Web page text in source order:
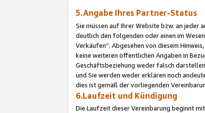
5.Angabe Ihres Partner-Status
Sie müssen auf Ihrer Website bzw. an
deutlich den folgenden oder einen im
Verkäufen“. Abgesehen von diesem
keine weiteren öffentlichen Angaben in
Geschäftsbeziehung weder falsch
und Sie werden weder erklären noch
dies ist gemäß der vorliegenden
6.Laufzeit und Kündigung
Die Laufzeit dieser Vereinbarung beginnt